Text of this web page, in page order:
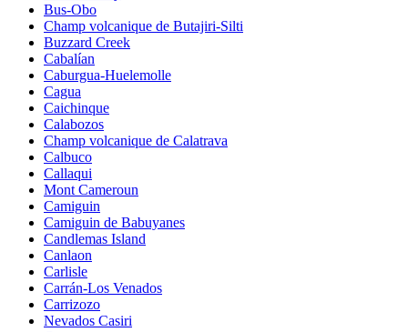
Bus-Obo
Champ volcanique de Butajiri-Silti
Buzzard Creek
Cabalían
Caburgua-Huelemolle
Cagua
Caichinque
Calabozos
Champ volcanique de Calatrava
Calbuco
Callaqui
Mont Cameroun
Camiguin
Camiguin de Babuyanes
Candlemas Island
Canlaon
Carlisle
Carrán-Los Venados
Carrizozo
Nevados Casiri